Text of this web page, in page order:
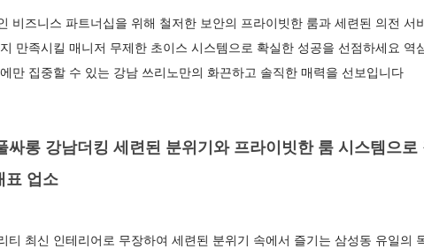
비즈니스 파트너십을 위해 철저한 보안의 프라이빗한 룸과 세련된 의전 서
만족시킬 매니저 무제한 초이스 시스템으로 확실한 성공을 선점하세요 역
만 집중할 수 있는 강남 쓰리노만의 화끈하고 솔직한 매력을 선보입니다
싸롱 강남더킹 세련된 분위기와 프라이빗한 룸 시스템으
표 업소
티 최신 인테리어로 무장하여 세련된 분위기 속에서 즐기는 삼성동 유일의